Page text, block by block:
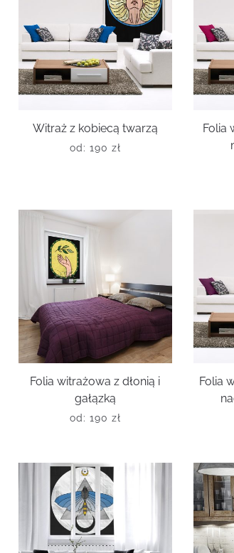
Witraż z kobiecą twarzą
od: 190 zł
Folia
Folia witrażowa z dłonią i
gałązką
od: 190 zł
Folia